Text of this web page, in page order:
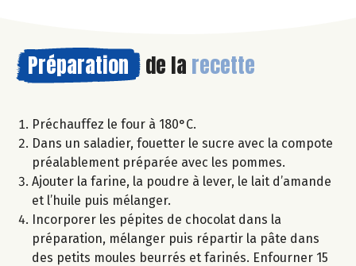
Préparation de la recette
Préchauffez le four à 180°C.
Dans un saladier, fouetter le sucre avec la compote
préalablement préparée avec les pommes.
Ajouter la farine, la poudre à lever, le lait d’amande
et l’huile puis mélanger.
Incorporer les pépites de chocolat dans la
préparation, mélanger puis répartir la pâte dans
des petits moules beurrés et farinés. Enfourner 15